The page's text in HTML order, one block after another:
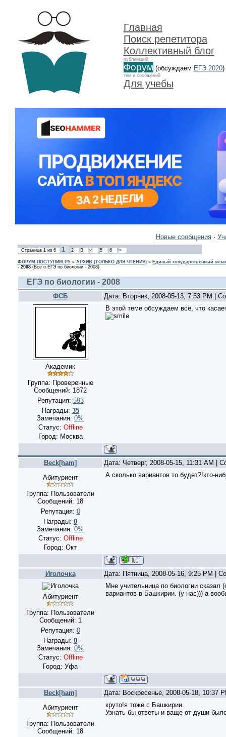
Главная
Поиск репетитора
Коллективный блог
публикаций
Форум (обсуждаем ЕГЭ 2020)
тем и сообщений
Для учебы
Новые сообщения·
Страница 1из 6 1 2 3 4 5 6 »
ФОРУМ ПОСТУПИМ.РУ» АРХИВ (ТОЛЬКО ДЛЯ ЧТЕНИЯ)» Единый государственный
- 2008 (Всё о ЕГЭ по биологии - 2008)
ЕГЭ по биологии - 2008
ФСБ Дата: Вторник, 2008-05-13, 7:53 PM |
Академик
Группа: Проверенные
Сообщений: 1872
Репутация: 593
Награды: 35
Замечания: 0%
Статус: Offline
Город: Москва
В этой теме обсуждаем всё, что
Beck[ham]
Дата: Четверг, 2008-05-15, 11:31 AM |
Абитуриент
Группа: Пользователи
Сообщений: 18
Репутация: 0
Награды: 0
Замечания: 0%
Статус: Offline
Город: Окт
А сколько вариантов то будет?!кто-
Иголочка Дата: Пятница, 2008-05-16, 9:25 PM |
Абитуриент
Группа: Пользователи
Сообщений: 1
Репутация: 0
Награды: 0
Замечания: 0%
Статус: Offline
Город: Уфа
Мне учительница по биологии сказал
вариантов в Башкирии. (у нас))) а
Beck[ham]
Дата: Воскресенье, 2008-05-18, 10:37
Абитуриент
Группа: Пользователи
Сообщений: 18
круто!я тоже с Башкирии.
Узнать бы ответы и ваще от души